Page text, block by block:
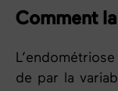
Comment
L’endométriose
de par la